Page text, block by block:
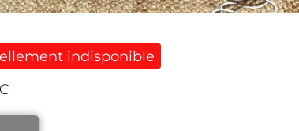
indisponible